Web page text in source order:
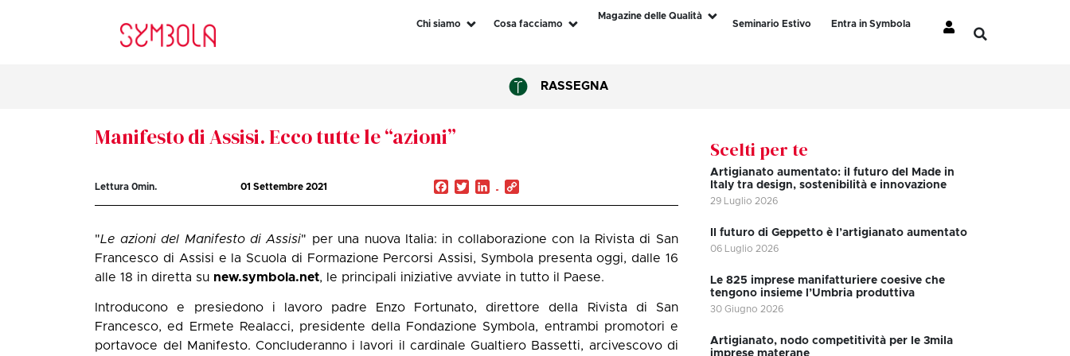
Chi siamo Cosa facciamo
Magazine delle Qualità
Seminario Estivo
Entra in Symbola
RASSEGNA
Manifesto di Assisi. Ecco tutte le “azioni”
Lettura0min. 01 Settembre 2021 Facebook
TwitterLinkedIn
"Le azioni del Manifesto di Assisi" per una nuova Italia: in collaborazione con la Rivista di San
Francesco di Assisi e la Scuola di Formazione Percorsi Assisi, Symbola presenta oggi, dalle 16
alle 18 in diretta su new.symbola.net, le principali iniziative avviate in tutto il Paese.
Introducono e presiedono i lavoro padre Enzo Fortunato, direttore della Rivista di San
Francesco, ed Ermete Realacci, presidente della Fondazione Symbola, entrambi promotori e
portavoce del Manifesto. Concluderanno i lavori il cardinale Gualtiero Bassetti, arcivescovo di
Scelti per te
Artigianato aumentato: il futuro del Made in
Italy tra design, sostenibilità e innovazione
29 Luglio 2026
II futuro di Geppetto è l’artigianato aumentato
06 Luglio 2026
Le 825 imprese manifatturiere coesive che
tengono insieme l’Umbria produttiva
30 Giugno 2026
Artigianato, nodo competitività per le 3mila
imprese materane